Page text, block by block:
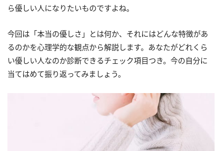
ら優しい人になりたいものですよね。
今回は「本当の優しさ」とは何か、それにはどんな特徴があ
るのかを心理学的な観点から解説します。あなたがどれくら
い優しい人なのか診断できるチェック項目つき。今の自分に
当てはめて振り返ってみましょう。